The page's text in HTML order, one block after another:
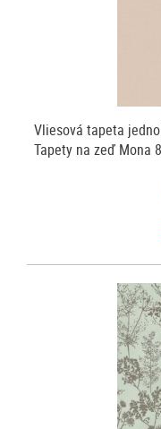
Vliesová tapeta
Tapety na zeď Mona